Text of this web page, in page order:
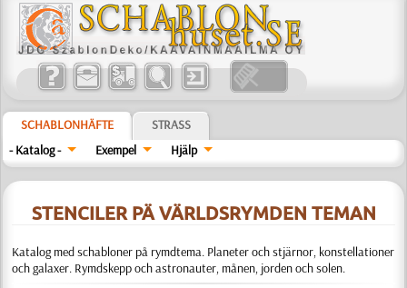
SCHABLONHÄFTE
STRASS
- Katalog -
Exempel Hjälp
STENCILER PÄ VÄRLDSRYMDEN TEMAN
Katalog med schabloner på rymdtema. Planeter och stjärnor, konstellationer
och galaxer. Rymdskepp och astronauter, månen, jorden och solen.